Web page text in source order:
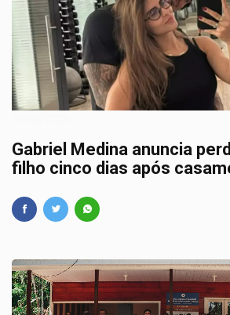
Gabriel Medina anuncia
filho cinco dias após